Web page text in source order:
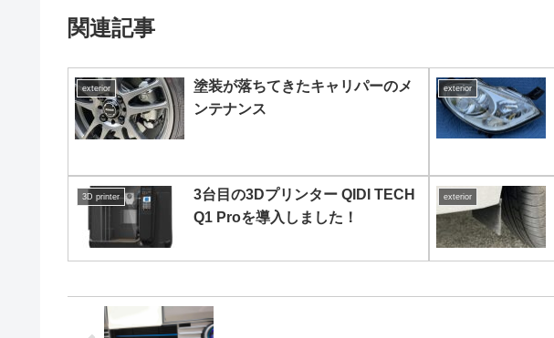
関連記事
exterior
塗装が落ちてきたキャリパーのメ
ンテナンス
exterior
3D printer
3台目の3Dプリンター QIDI TECH
Q1 Proを導入しました！
exterior